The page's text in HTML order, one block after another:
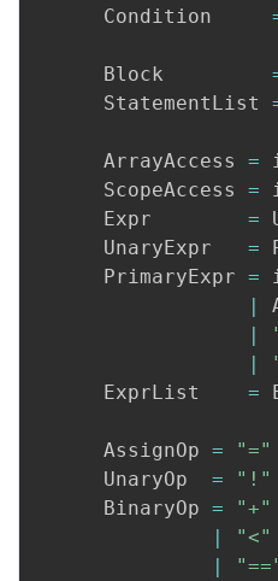
如
接
个
使
斜
线
径
使
用
“
      Condition
      Block
      StatementList
      ArrayAccess
=
      ScopeAccess
=
      Expr
=
      UnaryExpr
=
      PrimaryExpr
=
|
|
|
      ExprList
=
      AssignOp
= "="
      UnaryOp
= "!"
      BinaryOp
= "+"
|
"<"
|